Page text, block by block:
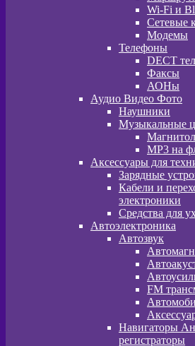
Wi-Fi и
Сетевые
Модемы
Телефоны
DECT
Факсы
АОНы
Аудио Видео Фото
Наушники
Музыкальные
MP3 на
Аксессуары для
Зарядные
Кабели и
электроники
Средства для
Автоэлектроника
Автозвук
FM
Навигаторы
регистраторы